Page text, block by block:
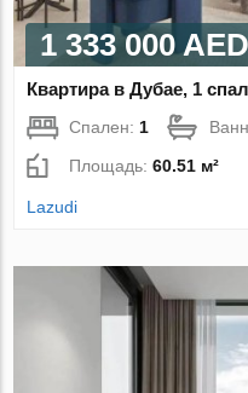
1 333 000 AED
Квартира в Дубае, 1
Спален: 1
Площадь:60.51 м²
Lazudi